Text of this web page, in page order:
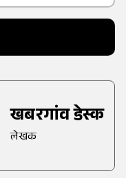
खबरगांव डेस्क
लेखक